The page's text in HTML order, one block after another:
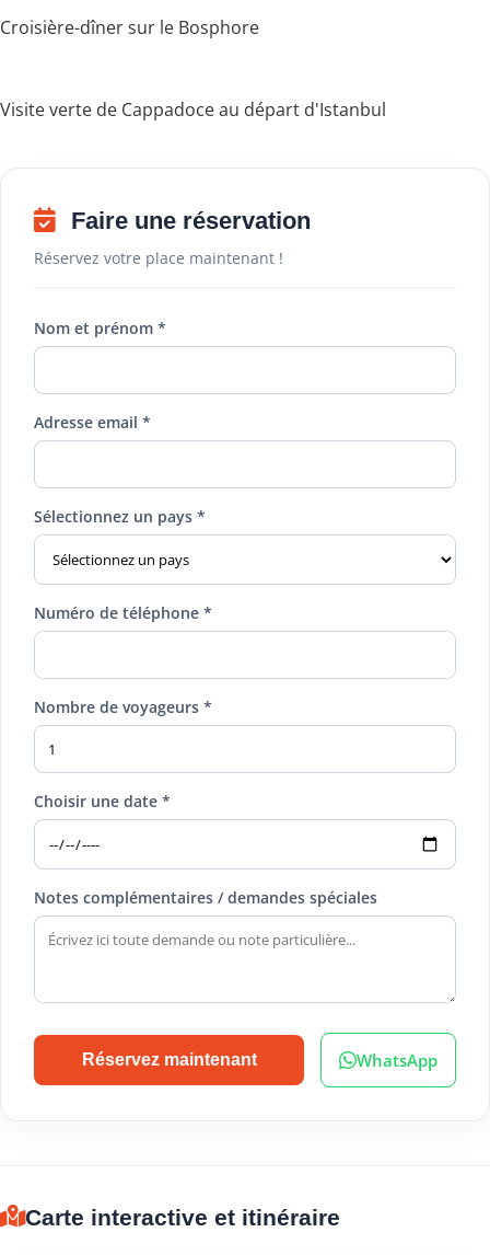
Croisière-dîner sur le Bosphore
Visite verte de Cappadoce au départ d'Istanbul
Faire une réservation
Réservez votre place maintenant !
Nom et prénom *
Adresse email *
Sélectionnez un pays *
Numéro de téléphone *
Nombre de voyageurs *
Choisir une date *
Notes complémentaires / demandes spéciales
Réservez maintenant WhatsApp
Carte interactive et itinéraire